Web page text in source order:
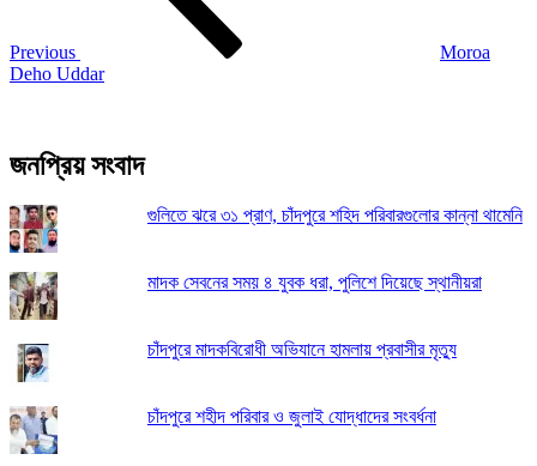
Previous
Moroa
Deho Uddar
জনপ্রিয় সংবাদ
গুলিতে ঝরে ৩১ প্রাণ, চাঁদপুরে শহিদ পরিবারগুলোর কান্না থামেনি
মাদক সেবনের সময় ৪ যুবক ধরা, পুলিশে দিয়েছে স্থানীয়রা
চাঁদপুরে মাদকবিরোধী অভিযানে হামলায় প্রবাসীর মৃত্যু
চাঁদপুরে শহীদ পরিবার ও জুলাই যোদ্ধাদের সংবর্ধনা